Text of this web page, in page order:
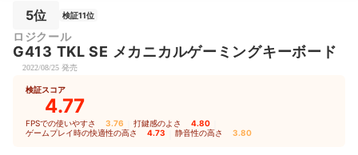
5位 検証11位
ロジクール
G413 TKL SE メカニカルゲーミングキーボード
2022/08/25 発売
検証スコア
4.77
FPSでの使いやすさ 3.76 打鍵感のよさ 4.80
ゲームプレイ時の快適性の高さ 4.73 静音性の高さ 3.80